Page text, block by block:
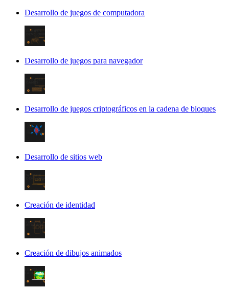
Desarrollo de juegos de computadora
Desarrollo de juegos para navegador
Desarrollo de juegos criptográficos en la cadena de bloques
Desarrollo de sitios web
Creación de identidad
Creación de dibujos animados